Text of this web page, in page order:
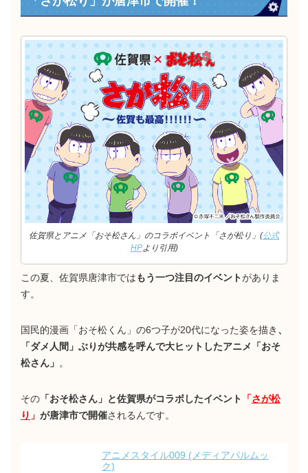
佐賀県とアニメ「おそ松さん」のコラボイベント「さが松り」(公式
HPより引用)
この夏、佐賀県唐津市ではもう一つ注目のイベントがありま
す。
国民的漫画「おそ松くん」の6つ子が20代になった姿を描き 、
「ダメ人間」ぶりが共感を呼んで大ヒットしたアニメ「おそ
松さん」 。
その 「おそ松さん」と佐賀県がコラボしたイベント 「さが松
り 」 が唐津市で開催されるんです。
アニメスタイル009 (メディアパルムッ
ク)